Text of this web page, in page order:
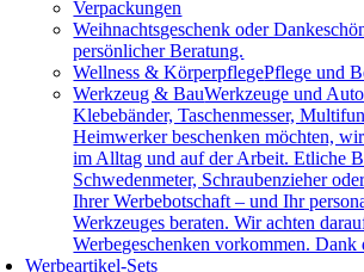
Verpackungen
Weihnachtsgeschenk oder
persönlicher Beratung.
Wellness & KörperpflegePflege und
Werkzeug & BauWerkzeuge und
Klebebänder, Taschenmesser,
Heimwerker beschenken möchten,
im Alltag und auf der Arbeit. Etliche
Schwedenmeter, Schraubenzieher
Ihrer Werbebotschaft – und Ihr
Werkzeuges beraten. Wir achten
Werbegeschenken vorkommen.
Werbeartikel-Sets